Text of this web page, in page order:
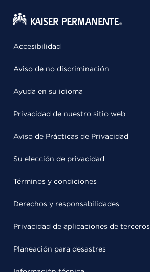
Accesibilidad
Aviso de no discriminación
Ayuda en su idioma
Privacidad de nuestro sitio web
Aviso de Prácticas de Privacidad
Su elección de privacidad
Términos y condiciones
Derechos y responsabilidades
Privacidad de aplicaciones de terceros
Planeación para desastres